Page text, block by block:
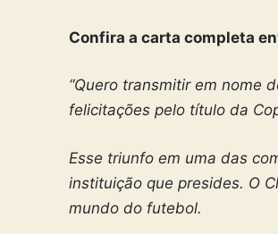
Confira a carta completa
“Quero transmitir em nome
felicitações pelo título da
Esse triunfo em uma das
instituição que presides. O
mundo do futebol.